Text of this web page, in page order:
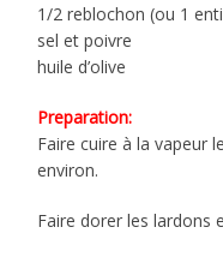
1/2 reblochon (ou 1
sel et poivre
huile d’olive
Preparation:
Faire cuire à la vapeur
environ.
Faire dorer les lardons